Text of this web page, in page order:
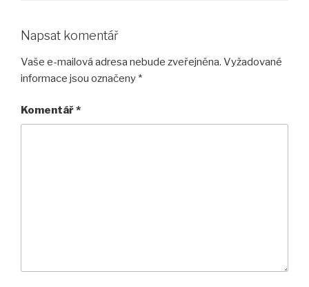
Napsat komentář
Vaše e-mailová adresa nebude zveřejněna. Vyžadované
informace jsou označeny *
Komentář*